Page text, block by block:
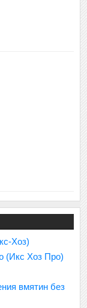
Хоз)
(Икс Хоз Про)
вмятин без